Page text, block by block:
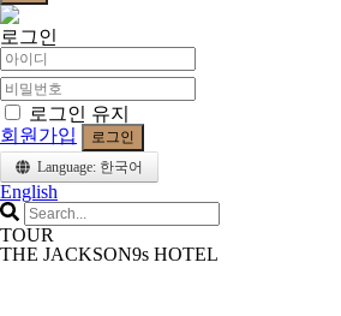
로그인
로그인 유지
회원가입
로그인
Language: 한국어
English
TOUR
THE JACKSON9s HOTEL